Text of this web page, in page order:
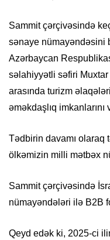
Sammit çərçivəsində
sənaye nümayəndəsini
Azərbaycan
səlahiyyətli səfiri Muxtar
arasında turizm
əməkdaşlıq imkanlarını
Tədbirin davamı olaraq
ölkəmizin milli mətbəx
Sammit çərçivəsində
nümayəndələri ilə B2B
Qeyd edək ki, 2025-ci